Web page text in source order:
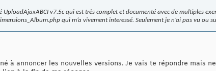
UploadAjaxABCI v7.5c qui est très complet et documenté avec de multiples
qui m’a vivement interessé. Seulement je n’ai pas vu
à annoncer les nouvelles versions. Je vais te répondre mais